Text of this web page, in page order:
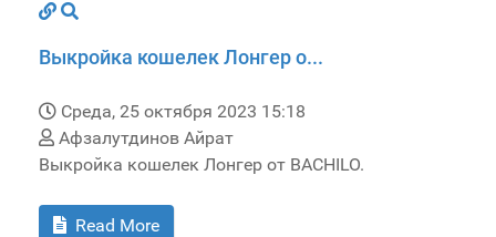
Выкройка кошелек Лонгер о...
Среда, 25 октября 2023 15:18
Афзалутдинов Айрат
Выкройка кошелек Лонгер от BACHILO.
Read More